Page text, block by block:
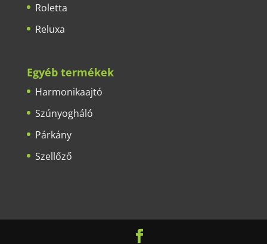
Roletta
Reluxa
Egyéb termékek
Harmonikaajtó
Szúnyogháló
Párkány
Szellőző